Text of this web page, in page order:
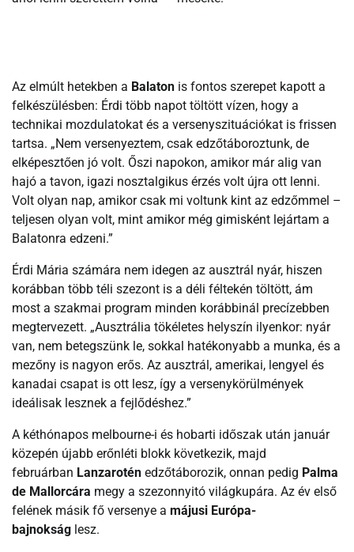
Az elmúlt hetekben a Balaton is fontos szerepet kapott a
felkészülésben: Érdi több napot töltött vízen, hogy a
technikai mozdulatokat és a versenyszituációkat is frissen
tartsa. „Nem versenyeztem, csak edzőtáboroztunk, de
elképesztően jó volt. Őszi napokon, amikor már alig van
hajó a tavon, igazi nosztalgikus érzés volt újra ott lenni.
Volt olyan nap, amikor csak mi voltunk kint az edzőmmel –
teljesen olyan volt, mint amikor még gimisként lejártam a
Balatonra edzeni.”
Érdi Mária számára nem idegen az ausztrál nyár, hiszen
korábban több téli szezont is a déli féltekén töltött, ám
most a szakmai program minden korábbinál precízebben
megtervezett. „Ausztrália tökéletes helyszín ilyenkor: nyár
van, nem betegszünk le, sokkal hatékonyabb a munka, és a
mezőny is nagyon erős. Az ausztrál, amerikai, lengyel és
kanadai csapat is ott lesz, így a versenykörülmények
ideálisak lesznek a fejlődéshez.”
A kéthónapos melbourne-i és hobarti időszak után január
közepén újabb erőnléti blokk következik, majd
februárban Lanzarotén edzőtáborozik, onnan pedig Palma
de Mallorcára megy a szezonnyitó világkupára. Az év első
felének másik fő versenye a májusi Európa-
bajnokság lesz.